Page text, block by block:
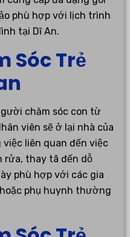
phù hợp với lịch trình
tại Dĩ An.
Sóc Trẻ
chăm sóc con từ
viên sẽ ở lại nhà của
việc liên quan đến việc
rửa, thay tã đến dỗ
phù hợp với các gia
phụ huynh thường